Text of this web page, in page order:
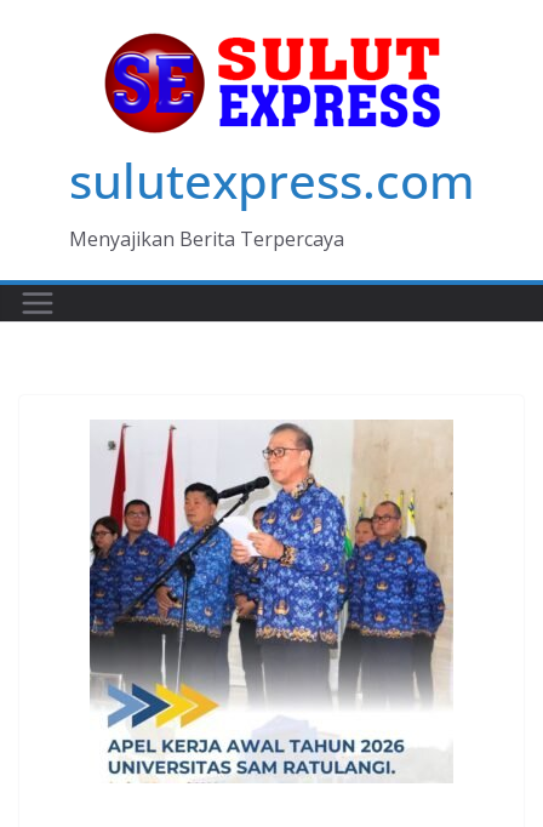
sulutexpress.com
Menyajikan Berita Terpercaya